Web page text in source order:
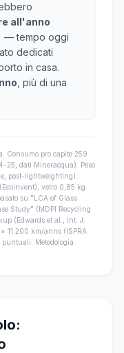
all'anno
— tempo oggi
dedicati
in casa.
, più di una
Consumo pro capite 259
25, dati Mineracqua). Peso
post-lightweighting).
vetro 0,85 kg
su "LCA of Glass
Study" (MDPI Recycling
(Edwards et al., Int. J.
11.200 km/anno (ISPRA
Metodologia